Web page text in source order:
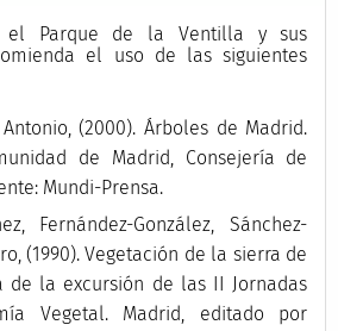
Parque de la Ventilla y sus
el uso de las siguientes
(2000). Árboles de Madrid.
de Madrid, Consejería de
Mundi-Prensa.
Fernández-González, Sánchez-
(1990). Vegetación de la sierra de
de la excursión de las II Jornadas
Vegetal. Madrid, editado por